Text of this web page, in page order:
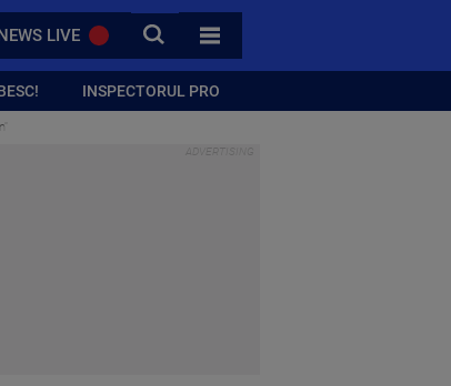
LIVE CAUTA
TOATE CATEGORIILE
INSPECTORUL PRO